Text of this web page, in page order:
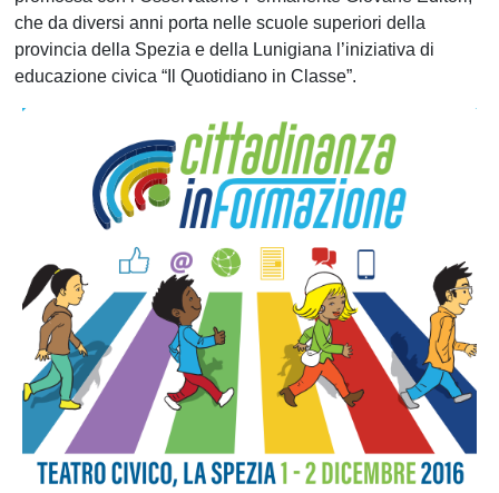
che da diversi anni porta nelle scuole superiori della
provincia della Spezia e della Lunigiana l’iniziativa di
educazione civica “Il Quotidiano in Classe”.